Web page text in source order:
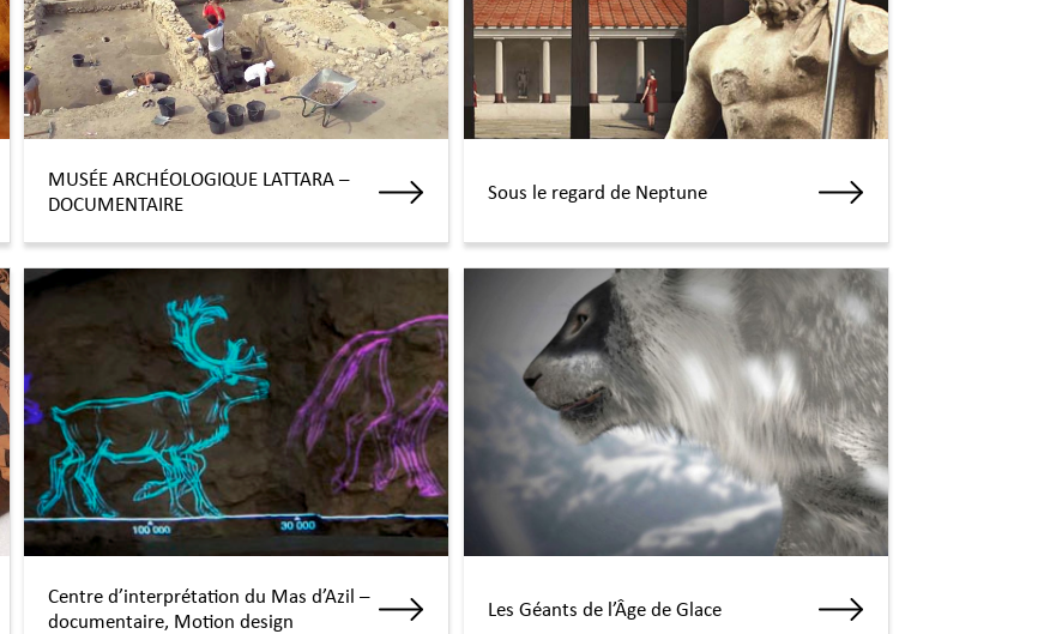
MUSÉE ARCHÉOLOGIQUE LATTARA –
DOCUMENTAIRE
Sous le regard de Neptune
Centre d’interprétation du Mas d’Azil –
documentaire, Motion design
Les Géants de l’Âge de Glace